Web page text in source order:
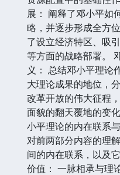
展： 阐释了邓小平如
略，并逐步形成全方
了设立经济特区、吸
等方面的战略部署。
义： 总结邓小平理论
大理论成果的地位，
改革开放的伟大征程
面貌的翻天覆地的变
小平理论的内在联系
对前两部分内容的理
间的内在联系，以及
价值： 一脉相承与理